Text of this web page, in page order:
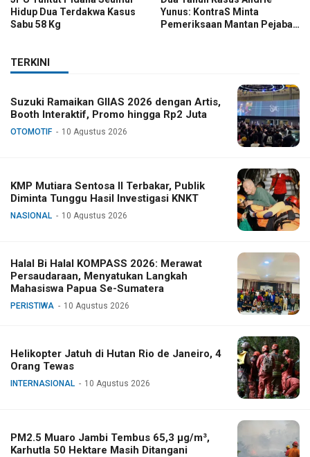
Hidup Dua Terdakwa Kasus
Sabu 58 Kg
Yunus: KontraS Minta
Pemeriksaan Mantan Pejabat
TERKINI
Suzuki Ramaikan GIIAS 2026 dengan Artis,
Booth Interaktif, Promo hingga Rp2 Juta
OTOMOTIF 10 Agustus 2026
KMP Mutiara Sentosa II Terbakar, Publik
Diminta Tunggu Hasil Investigasi KNKT
NASIONAL 10 Agustus 2026
Halal Bi Halal KOMPASS 2026: Merawat
Persaudaraan, Menyatukan Langkah
Mahasiswa Papua Se-Sumatera
PERISTIWA 10 Agustus 2026
Helikopter Jatuh di Hutan Rio de Janeiro, 4
Orang Tewas
INTERNASIONAL 10 Agustus 2026
PM2.5 Muaro Jambi Tembus 65,3 µg/m³,
Karhutla 50 Hektare Masih Ditangani